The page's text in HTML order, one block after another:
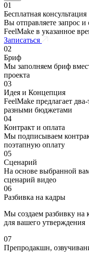
01
Бесплатная консультация
Вы отправляете запрос
FeelMake в указанное
Записаться
02
Бриф
Мы заполняем бриф
проекта
03
Идея и Концепция
FeelMake предлагает
разными бюджетами
04
Контракт и оплата
Мы подписываем
поэтапную оплату
05
Сценарий
На основе выбранной
сценарий видео
06
Разбивка на кадры
Мы создаем разбивку на
для вашего утверждения
07
Препродакшн,